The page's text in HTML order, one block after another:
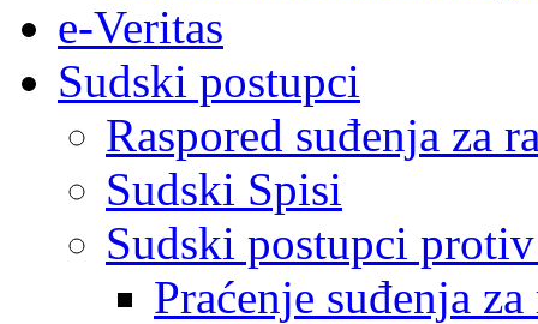
e-Veritas
Sudski postupci
Raspored suđenja za
Sudski Spisi
Sudski postupci
Praćenje suđenja